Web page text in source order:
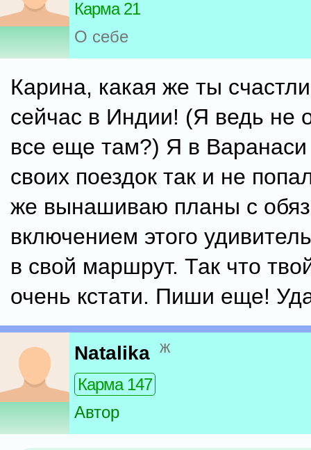
Карма 21
О себе
Карина, какая же ты
сейчас в Индии! (Я ведь не
все еще там?) Я в Варанаси
своих поездок так и не
же вынашиваю планы с
включением этого
в свой маршрут. Так что
очень кстати. Пиши еще!
Natalika ж
Карма 147
Автор